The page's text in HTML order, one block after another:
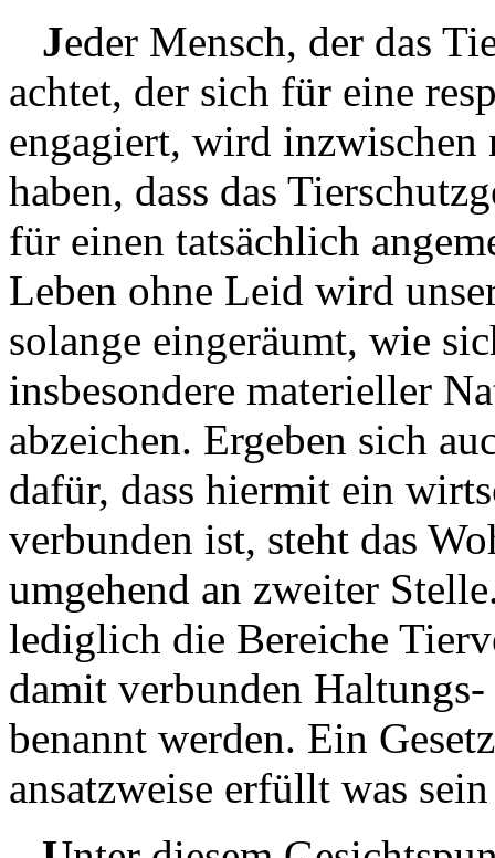
Jeder Mensch, der das
achtet, der sich für eine
engagiert, wird
haben, dass das
für einen tatsächlich
Leben ohne Leid wird
solange eingeräumt, wie
insbesondere materieller
abzeichen. Ergeben sich
dafür, dass hiermit ein
verbunden ist, steht das
umgehend an zweiter
lediglich die Bereiche
damit verbunden
benannt werden. Ein
ansatzweise erfüllt was